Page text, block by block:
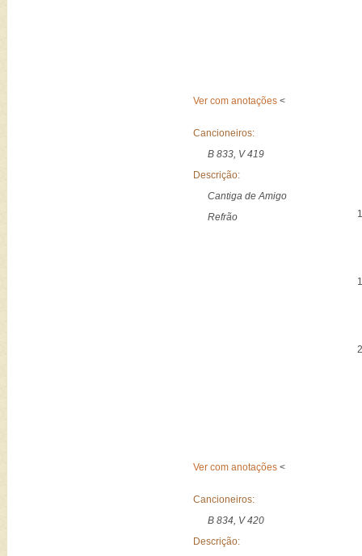
Ver com anotações <
Cancioneiros:
B 833, V 419
Descrição:
Cantiga de Amigo
Refrão
Ver com anotações <
Cancioneiros:
B 834, V 420
Descrição: